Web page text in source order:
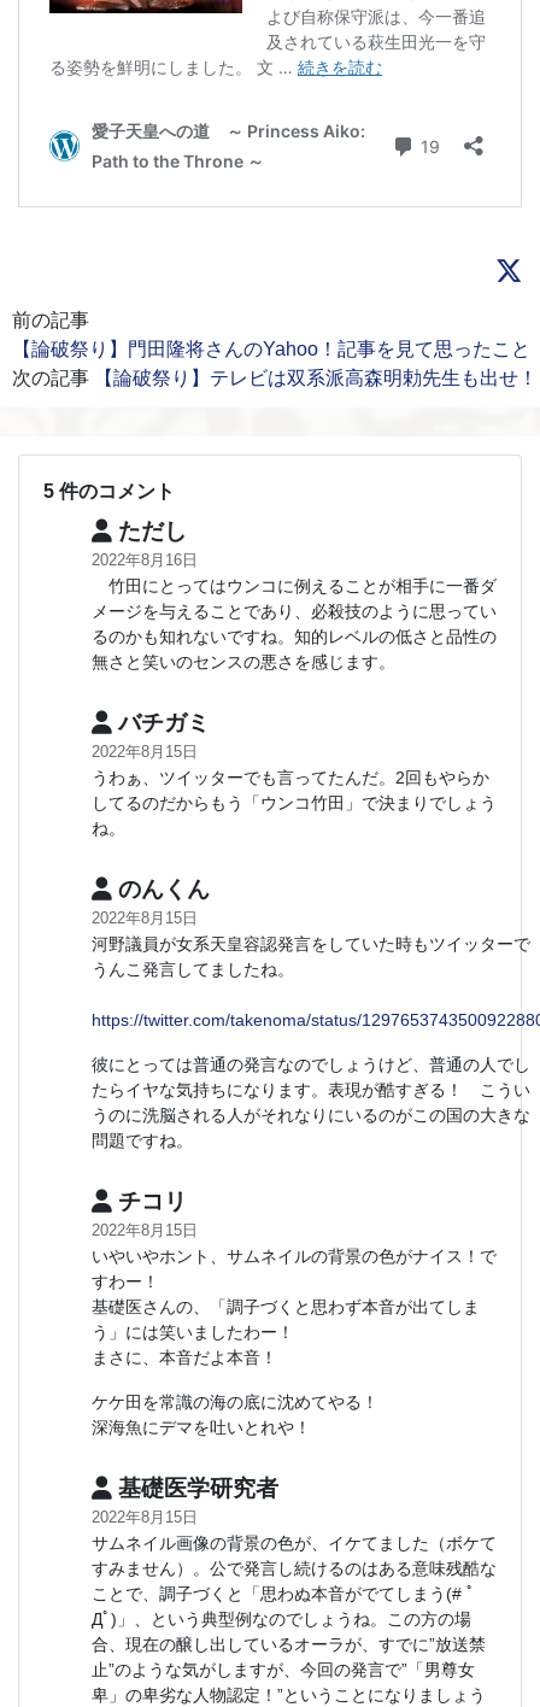
前の記事
【論破祭り】門田隆将さんのYahoo！記事を見て思ったこと
次の記事
【論破祭り】テレビは双系派高森明勅先生も出せ！
5 件のコメント
ただし
2022年8月16日
竹田にとってはウンコに例えることが相手に一番ダ
メージを与えることであり、必殺技のように思ってい
るのかも知れないですね。知的レベルの低さと品性の
無さと笑いのセンスの悪さを感じます。
バチガミ
2022年8月15日
うわぁ、ツイッターでも言ってたんだ。2回もやらか
してるのだからもう「ウンコ竹田」で決まりでしょう
ね。
のんくん
2022年8月15日
河野議員が女系天皇容認発言をしていた時もツイッターで
うんこ発言してましたね。
https://twitter.com/takenoma/status/
彼にとっては普通の発言なのでしょうけど、普通の人でし
たらイヤな気持ちになります。表現が酷すぎる！ こうい
うのに洗脳される人がそれなりにいるのがこの国の大きな
問題ですね。
チコリ
2022年8月15日
いやいやホント、サムネイルの背景の色がナイス！で
すわー！
基礎医さんの、「調子づくと思わず本音が出てしま
う」には笑いましたわー！
まさに、本音だよ本音！
ケケ田を常識の海の底に沈めてやる！
深海魚にデマを吐いとれや！
基礎医学研究者
2022年8月15日
サムネイル画像の背景の色が、イケてました（ボケて
すみません）。公で発言し続けるのはある意味残酷な
ことで、調子づくと「思わぬ本音がでてしまう(# ﾟ
Дﾟ)」、という典型例なのでしょうね。この方の場
合、現在の醸し出しているオーラが、すでに”放送禁
止”のような気がしますが、今回の発言で”「男尊女
卑」の卑劣な人物認定！”ということになりましょう